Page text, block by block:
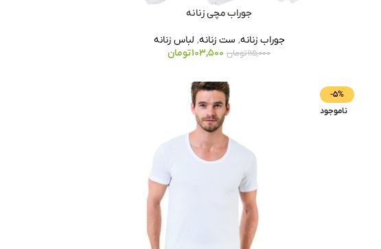
جوراب مچی زنانه
جوراب زنانه, ست زنانه, لباس زنانه
115,000تومان 103,500تومان
-5%
ناموجود